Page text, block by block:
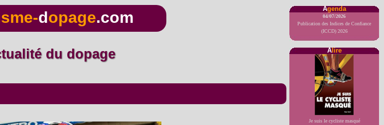
Agenda
04/07/2026
Publication des Indices de Confiance
(ICCD) 2026
Alire
Je suis le cycliste masqué
dopage.com
du dopage